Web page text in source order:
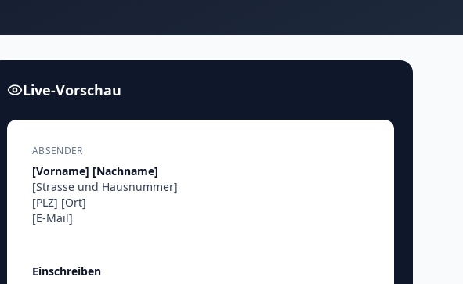
Live-Vorschau
ABSENDER
[Vorname] [Nachname]
[Strasse und Hausnummer]
[PLZ] [Ort]
[E-Mail]
Einschreiben